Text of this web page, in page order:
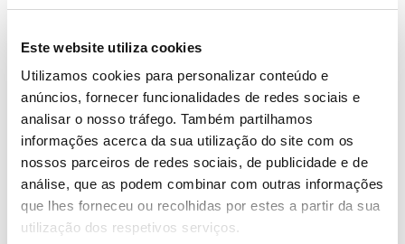
Este website utiliza cookies
Utilizamos cookies para personalizar conteúdo e
anúncios, fornecer funcionalidades de redes sociais e
analisar o nosso tráfego. Também partilhamos
informações acerca da sua utilização do site com os
nossos parceiros de redes sociais, de publicidade e de
análise, que as podem combinar com outras informações
que lhes forneceu ou recolhidas por estes a partir da sua
utilização dos respetivos serviços.
Este último exemplo é um erro clássico para
portugueses. Em português, dizemos “estou na
cadeira”. Mas em inglês, na maioria dos contextos
comuns, não dizemos“I’m in the chair”. Dizemos:
I’m on the chair.
Porquê? Porque a cadeira é vista como uma